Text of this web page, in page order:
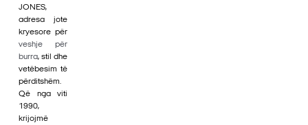
JONES,
adresa jote
kryesore për
veshje për
burra, stil dhe
vetëbesim të
përditshëm.
Që nga viti
1990,
krijojmë